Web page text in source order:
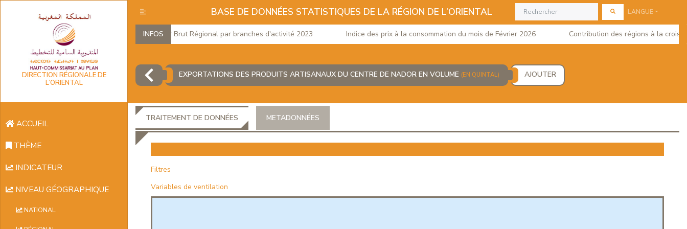
DIRECTION RÉGIONALE DE
L’ORIENTAL
ACCUEIL
THÈME
INDICATEUR
NIVEAU GÉOGRAPHIQUE
NATIONAL
BASE DE DONNÉES STATISTIQUES DE LA RÉGION DE L’ORIENTAL LANGUE
INFOS
Produit Intérieur Brut Régional par branches d'activité 2023 Indice des prix à la consommation du mois de Février 2026 Contribution des régions à la
EXPORTATIONS DES PRODUITS ARTISANAUX DU CENTRE DE NADOR EN VOLUME (EN QUINTAL) AJOUTER
TRAITEMENT DE DONNÉES METADONNÉES
Filtres
Variables de ventilation